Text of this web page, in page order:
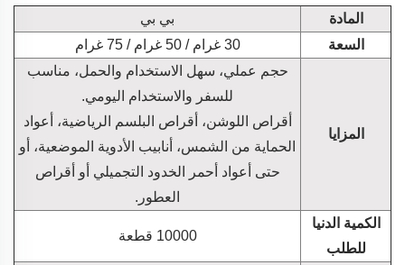
المادة
بي بي
السعة
30 غرام / 50 غرام / 75 غرام
المزايا
حجم عملي، سهل الاستخدام والحمل، مناسب
للسفر والاستخدام اليومي.
أقراص اللوشن، أقراص البلسم الرياضية، أعواد
الحماية من الشمس، أنابيب الأدوية الموضعية، أو
حتى أعواد أحمر الخدود التجميلي أو أقراص
العطور.
الكمية الدنيا
للطلب
10000 قطعة